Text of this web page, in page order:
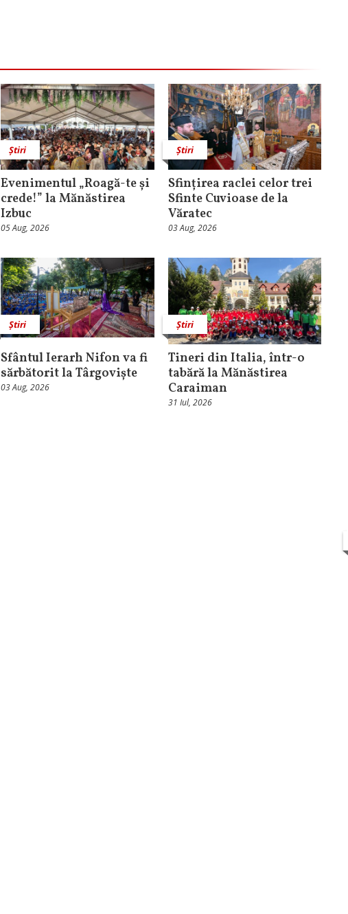
Știri
Evenimentul „Roagă-te și
crede!” la Mănăstirea
Izbuc
05 Aug, 2026
Știri
Sfințirea raclei celor trei
Sfinte Cuvioase de la
Văratec
03 Aug, 2026
Știri
Sfântul Ierarh Nifon va fi
sărbătorit la Târgoviște
03 Aug, 2026
Știri
Tineri din Italia, într-o
tabără la Mănăstirea
Caraiman
31 Iul, 2026